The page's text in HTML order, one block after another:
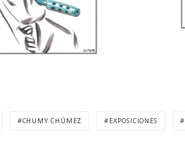
CHUMY CHÚMEZ EXPOSICIONES